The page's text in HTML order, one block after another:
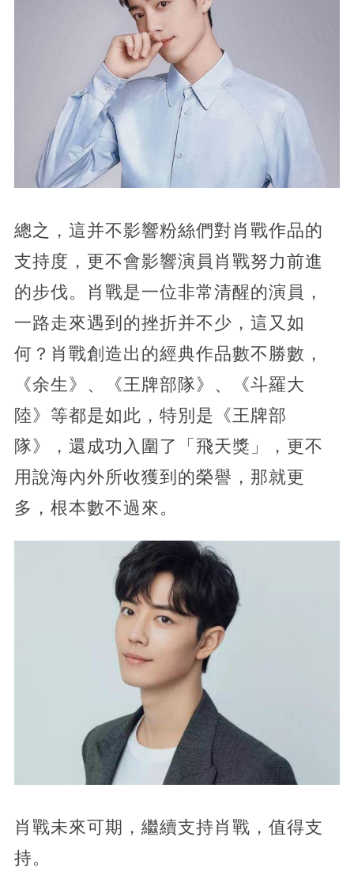
總之，這并不影響粉絲們對肖戰作品的
支持度，更不會影響演員肖戰努力前進
的步伐。肖戰是一位非常清醒的演員，
一路走來遇到的挫折并不少，這又如
何？肖戰創造出的經典作品數不勝數，
《余生》、《王牌部隊》、《斗羅大
陸》等都是如此，特別是《王牌部
隊》，還成功入圍了「飛天獎」，更不
用說海內外所收獲到的榮譽，那就更
多，根本數不過來。
肖戰未來可期，繼續支持肖戰，值得支
持。